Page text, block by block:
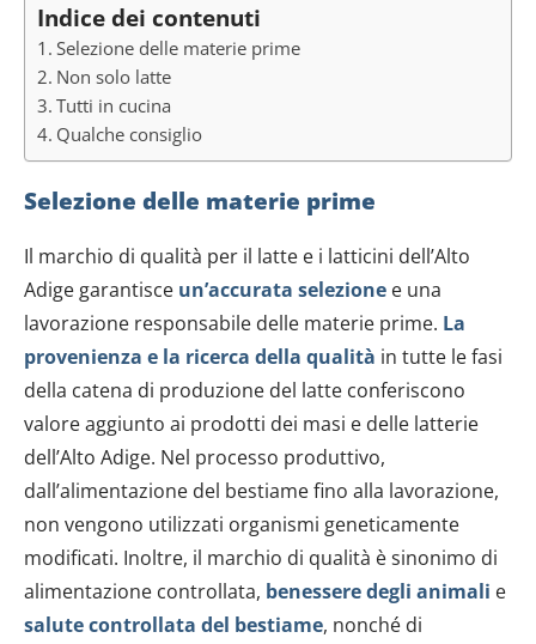
Indice dei contenuti
Selezione delle materie prime
Non solo latte
Tutti in cucina
Qualche consiglio
Selezione delle materie prime
Il marchio di qualità per il latte e i latticini dell’Alto
Adige garantisce un’accurata selezione e una
lavorazione responsabile delle materie prime. La
provenienza e la ricerca della qualità in tutte le fasi
della catena di produzione del latte conferiscono
valore aggiunto ai prodotti dei masi e delle latterie
dell’Alto Adige. Nel processo produttivo,
dall’alimentazione del bestiame fino alla lavorazione,
non vengono utilizzati organismi geneticamente
modificati. Inoltre, il marchio di qualità è sinonimo di
alimentazione controllata, benessere degli animali e
salute controllata del bestiame, nonché di